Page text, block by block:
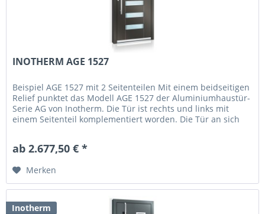
INOTHERM AGE 1527
Beispiel AGE 1527 mit 2 Seitenteilen Mit einem beidseitigen
Relief punktet das Modell AGE 1527 der Aluminiumhaustür-
Serie AG von Inotherm. Die Tür ist rechts und links mit
einem Seitenteil komplementiert worden. Die Tür an sich
ab 2.677,50 € *
Merken
Inotherm